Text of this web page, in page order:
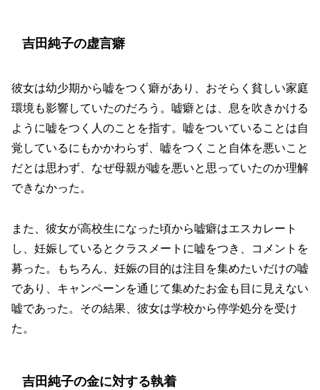
吉田純子の虚言癖
彼女は幼少期から嘘をつく癖があり、おそらく貧しい家庭
環境も影響していたのだろう。嘘癖とは、息を吹きかける
ように嘘をつく人のことを指す。嘘をついていることは自
覚しているにもかかわらず、嘘をつくこと自体を悪いこと
だとは思わず、なぜ母親が嘘を悪いと思っていたのか理解
できなかった。
また、彼女が高校生になった頃から嘘癖はエスカレート
し、妊娠しているとクラスメートに嘘をつき、コメントを
募った。もちろん、妊娠の目的は注目を集めたいだけの嘘
であり、キャンペーンを通じて集めたお金も目に見えない
嘘であった。その結果、彼女は学校から停学処分を受け
た。
吉田純子の金に対する執着